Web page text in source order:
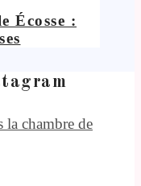
Écosse :
chambre de